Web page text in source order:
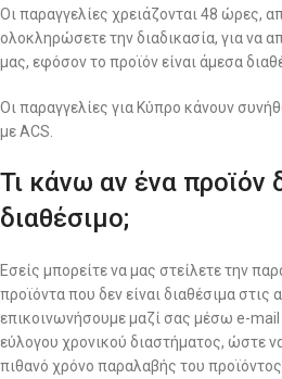
Οι παραγγελίες χρειάζονται 48 ώρες,
ολοκληρώσετε την διαδικασία, για να
μας, εφόσον το προϊόν είναι άμεσα
Οι παραγγελίες για Κύπρο κάνουν
με ACS.
Τι κάνω αν ένα προϊόν
διαθέσιμο;
Εσείς μπορείτε να μας στείλετε την
προϊόντα που δεν είναι διαθέσιμα στις
επικοινωνήσουμε μαζί σας μέσω e-
εύλογου χρονικού διαστήματος, ώστε
πιθανό χρόνο παραλαβής του